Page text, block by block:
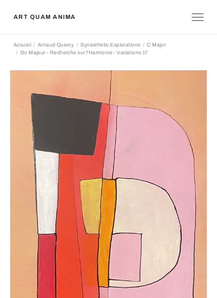
ART QUAM ANIMA
Accueil Arnaud Quercy Synesthetic Explorations
C Major
Do Majeur - Recherche sur l'Harmonie - Variations 17